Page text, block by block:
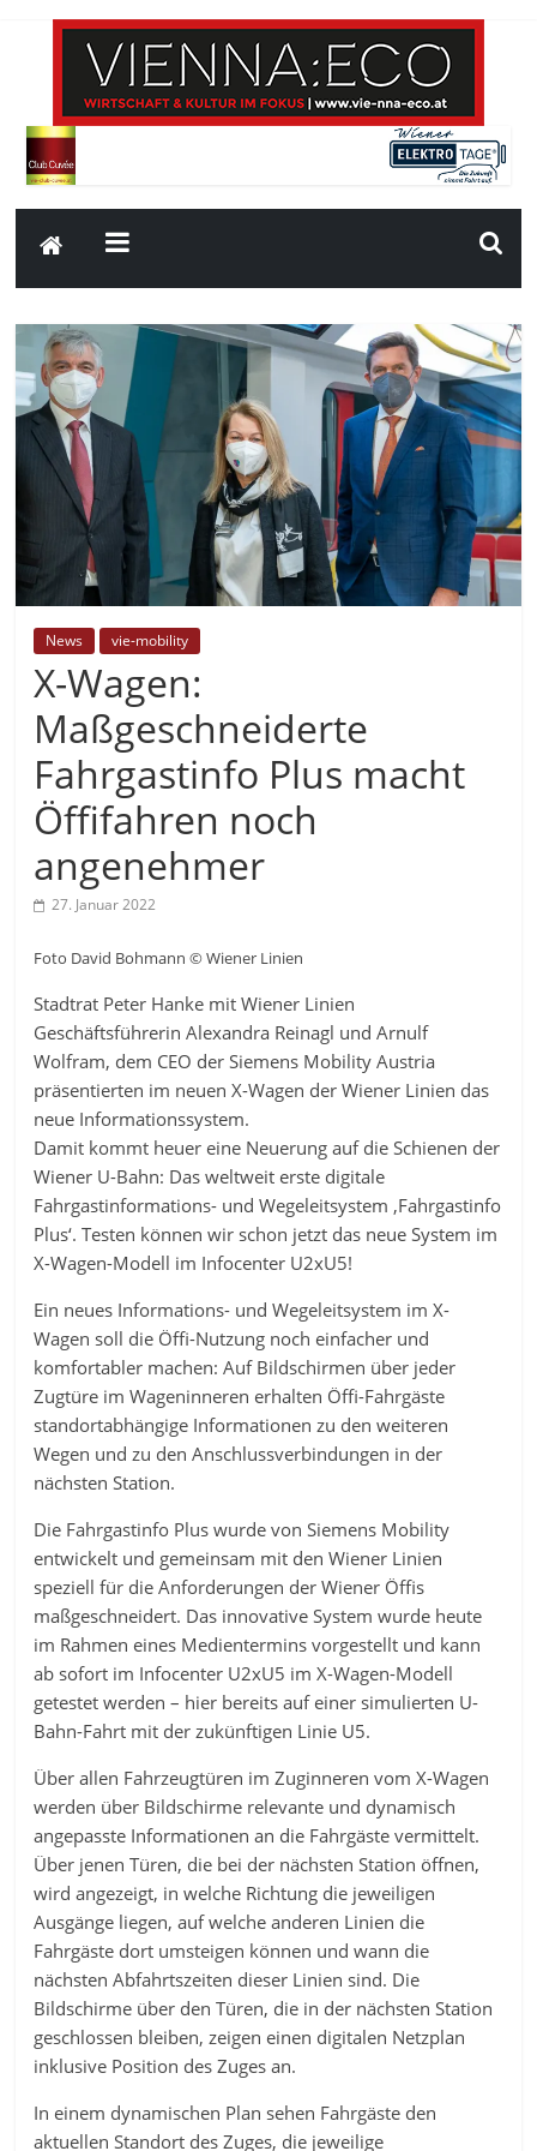
News vie-mobility
X-Wagen:
Maßgeschneiderte
Fahrgastinfo Plus macht
Öffifahren noch
angenehmer
27. Januar 2022
Foto David Bohmann © Wiener Linien
Stadtrat Peter Hanke mit Wiener Linien
Geschäftsführerin Alexandra Reinagl und Arnulf
Wolfram, dem CEO der Siemens Mobility Austria
präsentierten im neuen X-Wagen der Wiener Linien das
neue Informationssystem.
Damit kommt heuer eine Neuerung auf die Schienen der
Wiener U-Bahn: Das weltweit erste digitale
Fahrgastinformations- und Wegeleitsystem ,Fahrgastinfo
Plus‘. Testen können wir schon jetzt das neue System im
X-Wagen-Modell im Infocenter U2xU5!
Ein neues Informations- und Wegeleitsystem im X-
Wagen soll die Öffi-Nutzung noch einfacher und
komfortabler machen: Auf Bildschirmen über jeder
Zugtüre im Wageninneren erhalten Öffi-Fahrgäste
standortabhängige Informationen zu den weiteren
Wegen und zu den Anschlussverbindungen in der
nächsten Station.
Die Fahrgastinfo Plus wurde von Siemens Mobility
entwickelt und gemeinsam mit den Wiener Linien
speziell für die Anforderungen der Wiener Öffis
maßgeschneidert. Das innovative System wurde heute
im Rahmen eines Medientermins vorgestellt und kann
ab sofort im Infocenter U2xU5 im X-Wagen-Modell
getestet werden – hier bereits auf einer simulierten U-
Bahn-Fahrt mit der zukünftigen Linie U5.
Über allen Fahrzeugtüren im Zuginneren vom X-Wagen
werden über Bildschirme relevante und dynamisch
angepasste Informationen an die Fahrgäste vermittelt.
Über jenen Türen, die bei der nächsten Station öffnen,
wird angezeigt, in welche Richtung die jeweiligen
Ausgänge liegen, auf welche anderen Linien die
Fahrgäste dort umsteigen können und wann die
nächsten Abfahrtszeiten dieser Linien sind. Die
Bildschirme über den Türen, die in der nächsten Station
geschlossen bleiben, zeigen einen digitalen Netzplan
inklusive Position des Zuges an.
In einem dynamischen Plan sehen Fahrgäste den
aktuellen Standort des Zuges, die jeweilige